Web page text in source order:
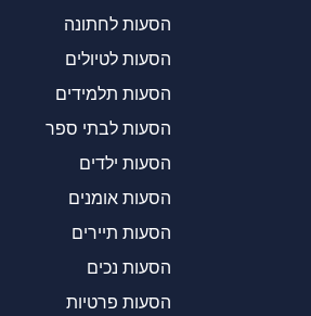
הסעות לחתונה
הסעות לטיולים
הסעות תלמידים
הסעות לבתי ספר
הסעות ילדים
הסעות אומנים
הסעות תיירים
הסעות נכים
הסעות פרטיות